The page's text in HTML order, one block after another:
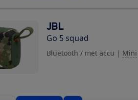
JBL
Go 5 squad
Bluetooth / met accu | Mini